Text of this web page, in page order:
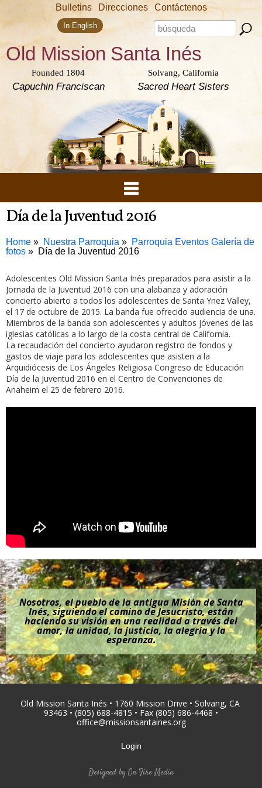
Skip to
content
Bulletins Direcciones Contáctenos
Search form
Search this site
In English
Old Mission
Founded 1804
Capuchin Franciscan
Santa Inés
Solvang, California
Sacred Heart Sisters
Día de la Juventud 2016
Home Nuestra Parroquia
Parroquia Eventos Galería de
fotos
Día de la Juventud 2016
Adolescentes Old Mission Santa Inés preparados para asistir a la
Jornada de la Juventud 2016 con una alabanza y adoración
concierto abierto a todos los adolescentes de Santa Ynez Valley,
el 17 de octubre de 2015. La banda fue ofrecido audiencia de una.
Miembros de la banda son adolescentes y adultos jóvenes de las
iglesias católicas a lo largo de la costa central de California.
La recaudación del concierto ayudaron registro de fondos y
gastos de viaje para los adolescentes que asisten a la
Arquidiócesis de Los Ángeles Religiosa Congreso de Educación
Día de la Juventud 2016 en el Centro de Convenciones de
Anaheim el 25 de febrero 2016.
Nosotros, el pueblo de la antigua Misión de Santa
Inés, siguiendo el camino de Jesucristo, están
haciendo su visión en una realidad a través del
amor, la unidad, la justicia, la alegría y la
esperanza.
Old Mission Santa Inés • 1760 Mission Drive • Solvang, CA
93463 • (805) 688-4815 • Fax (805) 686-4468 •
office@missionsantaines.org
Login
Designed by On Fire Media